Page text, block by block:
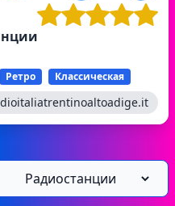
Ретро Классическая